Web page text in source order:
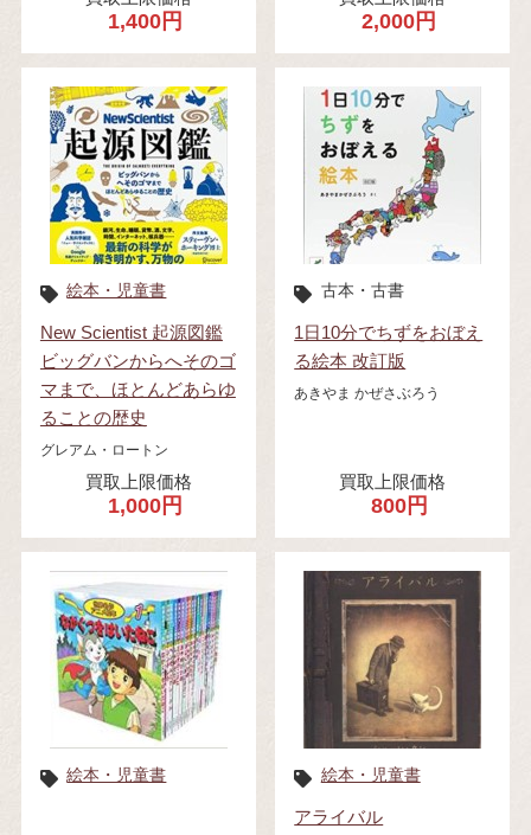
1,400円 2,000円
絵本・児童書
New Scientist 起源図鑑
ビッグバンからへそのゴ
マまで、ほとんどあらゆ
ることの歴史
グレアム・ロートン
買取上限価格
1,000円
古本・古書
1日10分でちずをおぼえ
る絵本 改訂版
あきやま かぜさぶろう
買取上限価格
800円
絵本・児童書 絵本・児童書
アライバル